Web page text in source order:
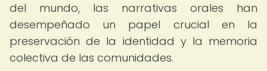
del mundo, las narrativas orales han
desempeñado un papel crucial en la
preservación de la identidad y la memoria
colectiva de las comunidades.